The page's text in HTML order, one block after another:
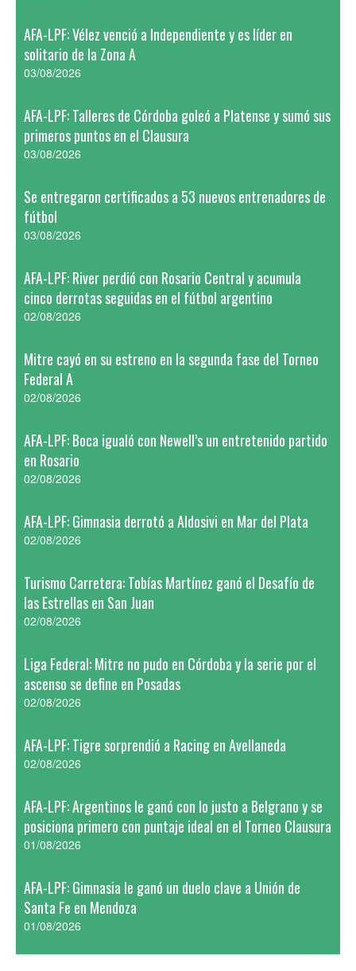
AFA-LPF: Vélez venció a Independiente y es líder en
solitario de la Zona A
03/08/2026
AFA-LPF: Talleres de Córdoba goleó a Platense y sumó sus
primeros puntos en el Clausura
03/08/2026
Se entregaron certificados a 53 nuevos entrenadores de
fútbol
03/08/2026
AFA-LPF: River perdió con Rosario Central y acumula
cinco derrotas seguidas en el fútbol argentino
02/08/2026
Mitre cayó en su estreno en la segunda fase del Torneo
Federal A
02/08/2026
AFA-LPF: Boca igualó con Newell’s un entretenido partido
en Rosario
02/08/2026
AFA-LPF: Gimnasia derrotó a Aldosivi en Mar del Plata
02/08/2026
Turismo Carretera: Tobías Martínez ganó el Desafío de
las Estrellas en San Juan
02/08/2026
Liga Federal: Mitre no pudo en Córdoba y la serie por el
ascenso se define en Posadas
02/08/2026
AFA-LPF: Tigre sorprendió a Racing en Avellaneda
02/08/2026
AFA-LPF: Argentinos le ganó con lo justo a Belgrano y se
posiciona primero con puntaje ideal en el Torneo Clausura
01/08/2026
AFA-LPF: Gimnasia le ganó un duelo clave a Unión de
Santa Fe en Mendoza
01/08/2026